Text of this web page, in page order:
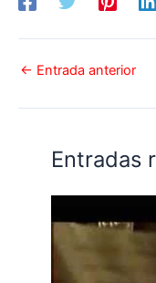
← Entrada anterior
Entradas